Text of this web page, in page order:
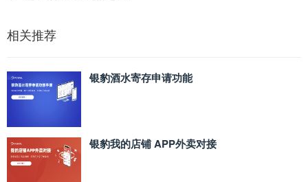
相关推荐
银豹酒水寄存申请功能
银豹我的店铺 APP外卖对接